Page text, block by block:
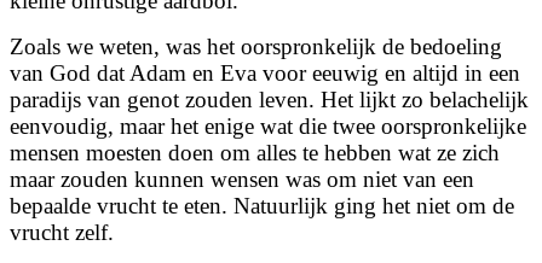
Zoals we weten, was het oorspronkelijk de bedoeling
van God dat Adam en Eva voor eeuwig en altijd in een
paradijs van genot zouden leven. Het lijkt zo belachelijk
eenvoudig, maar het enige wat die twee oorspronkelijke
mensen moesten doen om alles te hebben wat ze zich
maar zouden kunnen wensen was om niet van een
bepaalde vrucht te eten. Natuurlijk ging het niet om de
vrucht zelf.